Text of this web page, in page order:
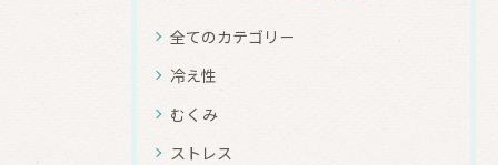
全てのカテゴリー
冷え性
むくみ
ストレス